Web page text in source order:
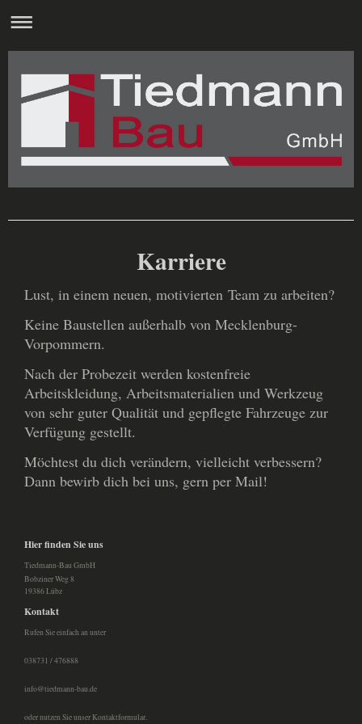
Karriere
Lust, in einem neuen, motivierten Team zu arbeiten?
Keine Baustellen außerhalb von Mecklenburg-
Vorpommern.
Nach der Probezeit werden kostenfreie
Arbeitskleidung, Arbeitsmaterialien und Werkzeug
von sehr guter Qualität und gepflegte Fahrzeuge zur
Verfügung gestellt.
Möchtest du dich verändern, vielleicht verbessern?
Dann bewirb dich bei uns, gern per Mail!
Hier finden Sie uns
Tiedmann-Bau GmbH
Bobziner Weg 8
19386Lübz
Kontakt
Rufen Sie einfach an unter
038731 / 476888
info@tiedmann-bau.de
oder nutzen Sie unser Kontaktformular.